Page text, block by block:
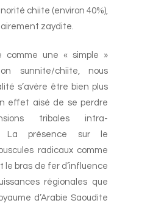
chiite (environ 40%),
zaydite.
comme une « simple »
sunnite/chiite, nous
s’avère être bien plus
effet aisé de se perdre
tribales intra-
La présence sur le
radicaux comme
le bras de fer d’influence
régionales que
d’Arabie Saoudite